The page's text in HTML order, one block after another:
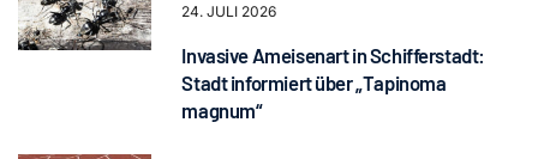
24. JULI 2026
Invasive Ameisenart in Schifferstadt:
Stadt informiert über „Tapinoma
magnum“